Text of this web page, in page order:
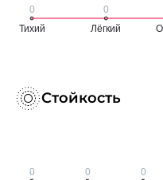
Стойкость